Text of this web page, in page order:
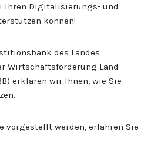
Ihren Digitalisierungs- und
können!
des Landes
Wirtschaftsförderung Land
erklären wir Ihnen, wie Sie
vorgestellt werden, erfahren Sie